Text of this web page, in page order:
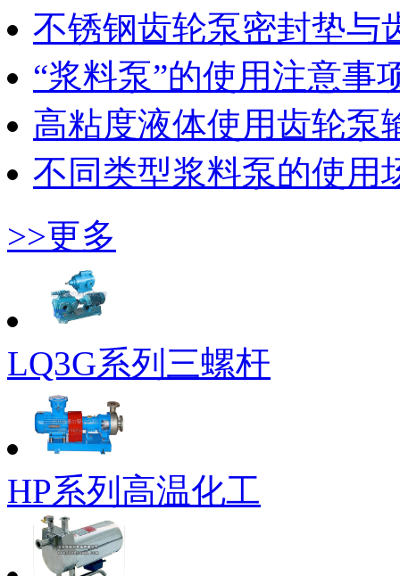
不锈钢齿轮泵密封垫与
“浆料泵”的使用注意事
高粘度液体使用齿轮泵
不同类型浆料泵的使用
>>更多
LQ3G系列三螺杆
HP系列高温化工